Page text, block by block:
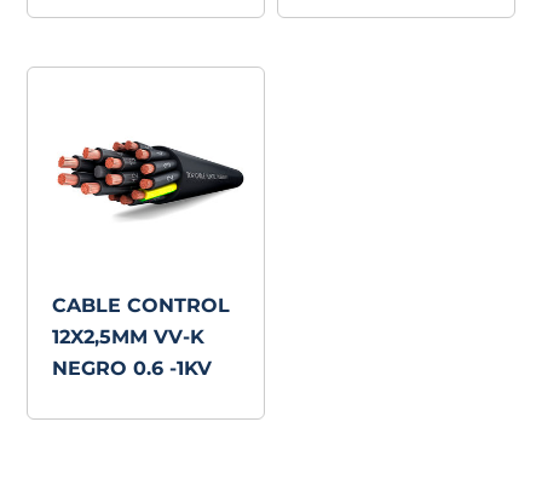
CABLE CONTROL
12X2,5MM VV-K
NEGRO 0.6 -1KV